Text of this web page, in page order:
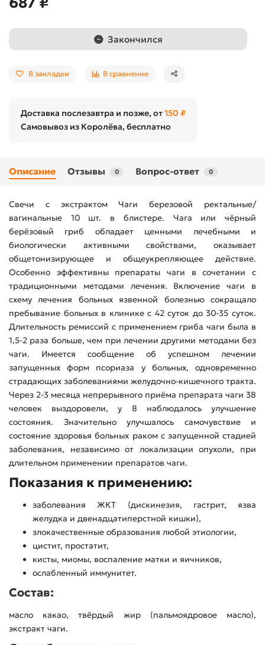
Закончился
В закладки В сравнение
Доставка послезавтра и позже, от150 ₽
Самовывоз из Королёва, бесплатно
Описание Отзывы 0 Вопрос-ответ 0
Свечи с экстрактом Чаги березовой ректальные/
вагинальные 10 шт. в блистере. Чага или чёрный
берёзовый гриб обладает ценными лечебными и
биологически активными свойствами, оказывает
общетонизирующее и общеукрепляющее действие.
Особенно эффективны препараты чаги в сочетании с
традиционными методами лечения. Включение чаги в
схему лечения больных язвенной болезнью сокращало
пребывание больных в клинике с 42 суток до 30-35 суток.
Длительность ремиссий с применением гриба чаги была в
1,5-2 раза больше, чем при лечении другими методами без
чаги. Имеется сообщение об успешном лечении
запущенных форм псориаза у больных, одновременно
страдающих заболеваниями желудочно-кишечного тракта.
Через 2-3 месяца непрерывного приёма препарата чаги 38
человек выздоровели, у 8 наблюдалось улучшение
состояния. Значительно улучшалось самочувствие и
состояние здоровья больных раком с запущенной стадией
заболевания, независимо от локализации опухоли, при
длительном применении препаратов чаги.
Показания к применению:
заболевания ЖКТ (дискинезия, гастрит, язва
желудка и двенадцатиперстной кишки),
злокачественные образования любой этиологии,
цистит, простатит,
кисты, миомы, воспаление матки и яичников,
ослабленный иммунитет.
Состав:
масло какао, твёрдый жир (пальмоядровое масло),
экстракт чаги.